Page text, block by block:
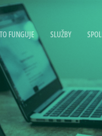
FUNGUJE SLUŽBY